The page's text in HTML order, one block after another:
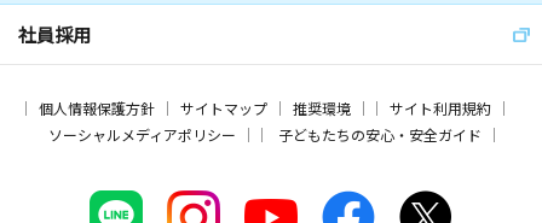
社員採用
個人情報保護方針 サイトマップ 推奨環境
サイト利用規約
ソーシャルメディアポリシー
子どもたちの安心・安全ガイド